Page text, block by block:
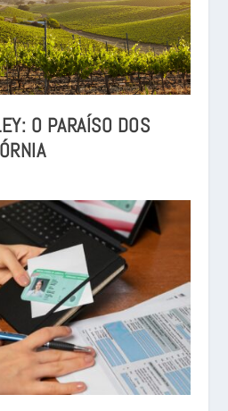
O PARAÍSO DOS